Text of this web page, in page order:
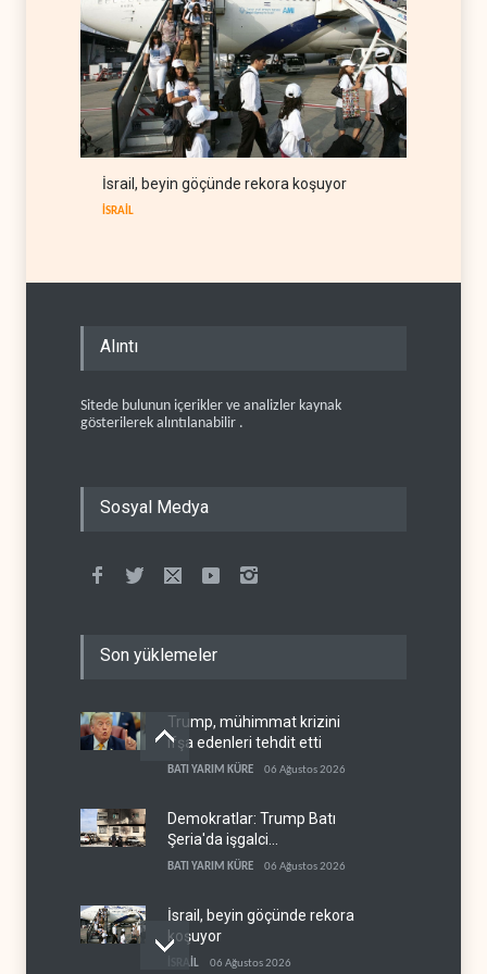
İsrail, beyin göçünde rekora koşuyor
İSRAİL
Alıntı
Sitede bulunun içerikler ve analizler kaynak
gösterilerek alıntılanabilir .
Sosyal Medya
Son yüklemeler
Trump, mühimmat krizini
ifşa edenleri tehdit etti
BATI YARIM KÜRE 06 Ağustos 2026
Demokratlar: Trump Batı
Şeria'da işgalci
yerleşimcilere cezasızlık
BATI YARIM KÜRE 06 Ağustos 2026
İsrail, beyin göçünde rekora
koşuyor
İSRAİL 06 Ağustos 2026